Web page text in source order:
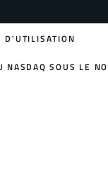
D'UTILISATION
NASDAQ SOUS LE